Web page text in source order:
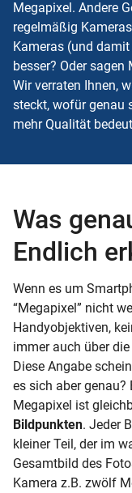
Megapixel. Andere
regelmäßig
Kameras (und
besser? Oder
Wir verraten Ihnen,
steckt, wofür genau
mehr Qualität
Was
Endlich
Wenn es um
“Megapixel” nicht
Handyobjektiven,
immer auch über
Diese Angabe
es sich aber
Megapixel ist
Bildpunkten. Jeder
kleiner Teil, der im
Gesamtbild des
Kamera z.B. zwölf